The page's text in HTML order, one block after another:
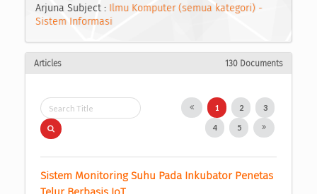
Arjuna Subject : Ilmu Komputer (semua kategori) -
Sistem Informasi
Articles 130 Documents
1 2 3
4 5
Sistem Monitoring Suhu Pada Inkubator Penetas